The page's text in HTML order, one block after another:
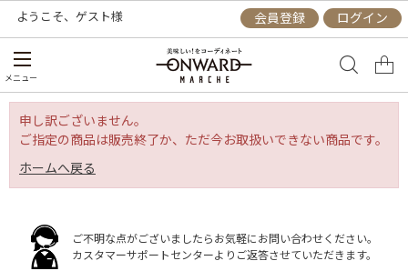
ようこそ、 ゲスト様 会員登録 ログイン
メニュー
申し訳ございません。
ご指定の商品は販売終了か、ただ今お取扱いできない商品です。
ホームへ戻る
ご不明な点がございましたらお気軽にお問い合わせください。
カスタマーサポートセンターよりご返答させていただきます。